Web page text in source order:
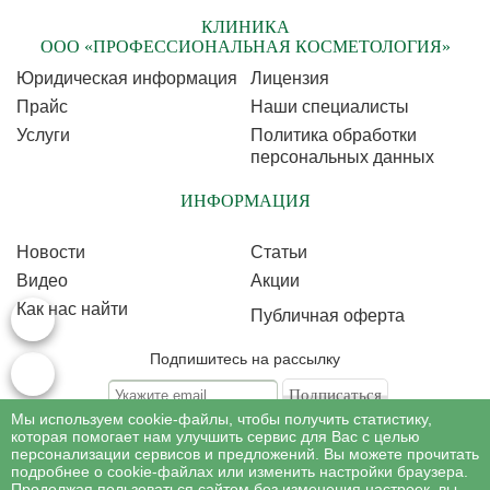
КЛИНИКА
ООО «ПРОФЕССИОНАЛЬНАЯ КОСМЕТОЛОГИЯ»
Юридическая информация
Лицензия
Прайс
Наши специалисты
Услуги
Политика обработки
персональных данных
ИНФОРМАЦИЯ
Новости
Статьи
Видео
Акции
Как нас найти
Публичная оферта
Подпишитесь на рассылку
Подписываясь на рассылку, Вы соглашаетесь c условиями политикиобработки
персональных данных
Мы используем cookie-файлы, чтобы получить статистику,
которая помогает нам улучшить сервис для Вас с целью
персонализации сервисов и предложений. Вы можете прочитать
подробнее о cookie-файлах или изменить настройки браузера.